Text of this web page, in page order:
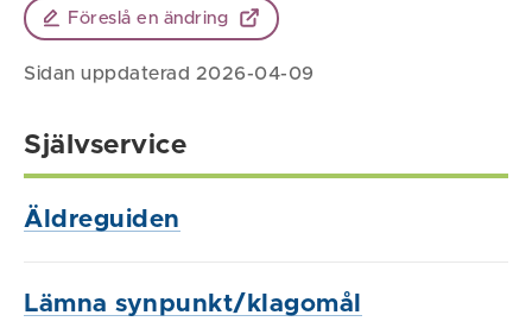
Föreslå en ändring
Sidan uppdaterad 2026-04-09
Självservice
Äldreguiden
Lämna synpunkt/klagomål